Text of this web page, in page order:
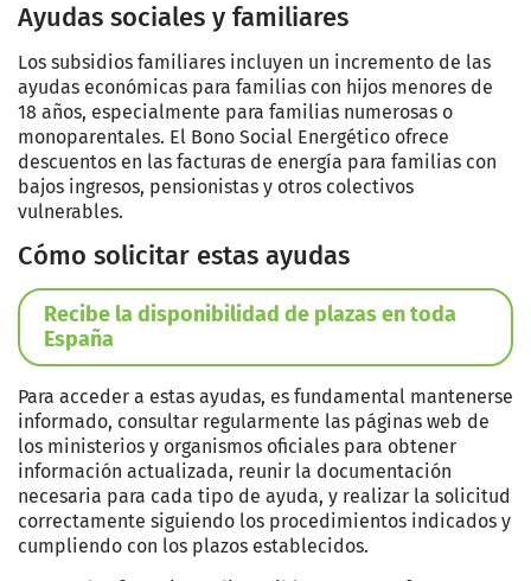
Ayudas sociales y familiares
Los subsidios familiares incluyen un incremento de las
ayudas económicas para familias con hijos menores de
18 años, especialmente para familias numerosas o
monoparentales. El Bono Social Energético ofrece
descuentos en las facturas de energía para familias con
bajos ingresos, pensionistas y otros colectivos
vulnerables.
Cómo solicitar estas ayudas
Recibe la disponibilidad de plazas en toda
España
Para acceder a estas ayudas, es fundamental mantenerse
informado, consultar regularmente las páginas web de
los ministerios y organismos oficiales para obtener
información actualizada, reunir la documentación
necesaria para cada tipo de ayuda, y realizar la solicitud
correctamente siguiendo los procedimientos indicados y
cumpliendo con los plazos establecidos.